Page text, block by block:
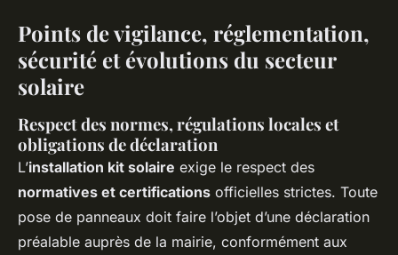
Points de vigilance, réglementation,
sécurité et évolutions du secteur
solaire
Respect des normes, régulations locales et
obligations de déclaration
L’installation kit solaire exige le respect des
normatives et certifications officielles strictes. Toute
pose de panneaux doit faire l’objet d’une déclaration
préalable auprès de la mairie, conformément aux